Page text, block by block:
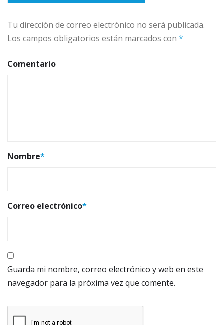
Tu dirección de correo electrónico no será publicada.
Los campos obligatorios están marcados con *
Comentario
Nombre*
Correo electrónico*
Guarda mi nombre, correo electrónico y web en este
navegador para la próxima vez que comente.